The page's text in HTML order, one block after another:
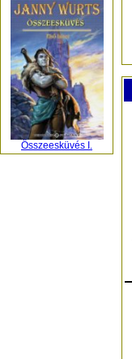
Összeesküvés I.